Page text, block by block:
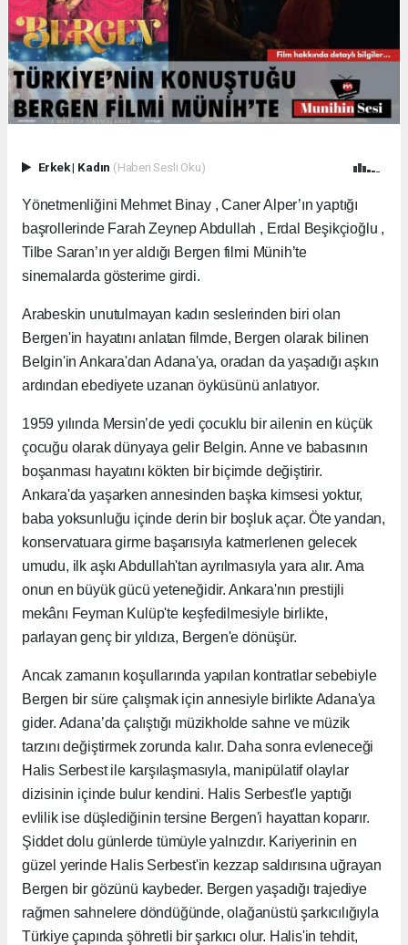
Erkek| Kadın (Haberi Sesli Oku)
Yönetmenliğini Mehmet Binay , Caner Alper’ın yaptığı
başrollerinde Farah Zeynep Abdullah , Erdal Beşikçioğlu ,
Tilbe Saran’ın yer aldığı Bergen filmi Münih’te
sinemalarda gösterime girdi.
Arabeskin unutulmayan kadın seslerinden biri olan
Bergen'in hayatını anlatan filmde, Bergen olarak bilinen
Belgin'in Ankara'dan Adana'ya, oradan da yaşadığı aşkın
ardından ebediyete uzanan öyküsünü anlatıyor.
1959 yılında Mersin’de yedi çocuklu bir ailenin en küçük
çocuğu olarak dünyaya gelir Belgin. Anne ve babasının
boşanması hayatını kökten bir biçimde değiştirir.
Ankara'da yaşarken annesinden başka kimsesi yoktur,
baba yoksunluğu içinde derin bir boşluk açar. Öte yandan,
konservatuara girme başarısıyla katmerlenen gelecek
umudu, ilk aşkı Abdullah'tan ayrılmasıyla yara alır. Ama
onun en büyük gücü yeteneğidir. Ankara'nın prestijli
mekânı Feyman Kulüp'te keşfedilmesiyle birlikte,
parlayan genç bir yıldıza, Bergen'e dönüşür.
Ancak zamanın koşullarında yapılan kontratlar sebebiyle
Bergen bir süre çalışmak için annesiyle birlikte Adana'ya
gider. Adana’da çalıştığı müzikholde sahne ve müzik
tarzını değiştirmek zorunda kalır. Daha sonra evleneceği
Halis Serbest ile karşılaşmasıyla, manipülatif olaylar
dizisinin içinde bulur kendini. Halis Serbest'le yaptığı
evlilik ise düşlediğinin tersine Bergen'i hayattan koparır.
Şiddet dolu günlerde tümüyle yalnızdır. Kariyerinin en
güzel yerinde Halis Serbest'in kezzap saldırısına uğrayan
Bergen bir gözünü kaybeder. Bergen yaşadığı trajediye
rağmen sahnelere döndüğünde, olağanüstü şarkıcılığıyla
Türkiye çapında şöhretli bir şarkıcı olur. Halis'in tehdit,